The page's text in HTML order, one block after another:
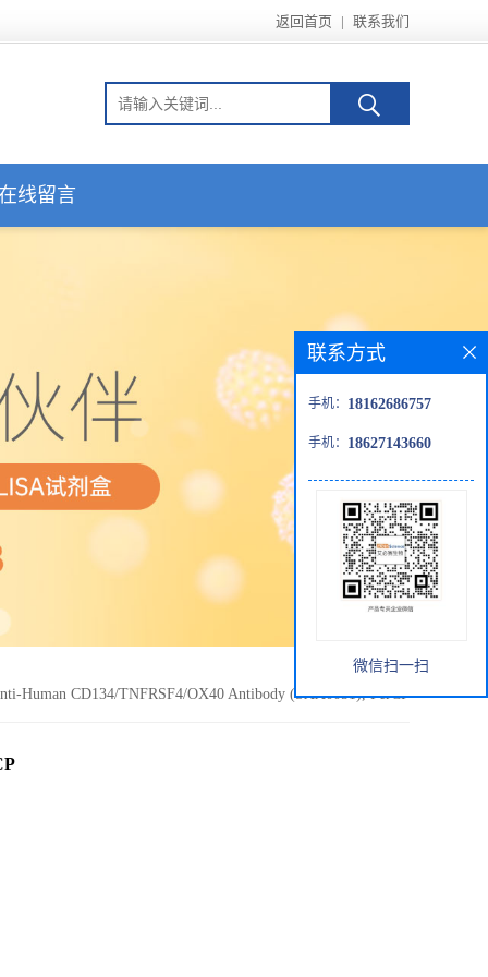
返回首页 | 联系我们
线留言
Human CD134/TNFRSF4/OX40 Antibody (SAA0051), PerCP
联系方式
手机： 18162686757
手机： 18627143660
微信扫一扫